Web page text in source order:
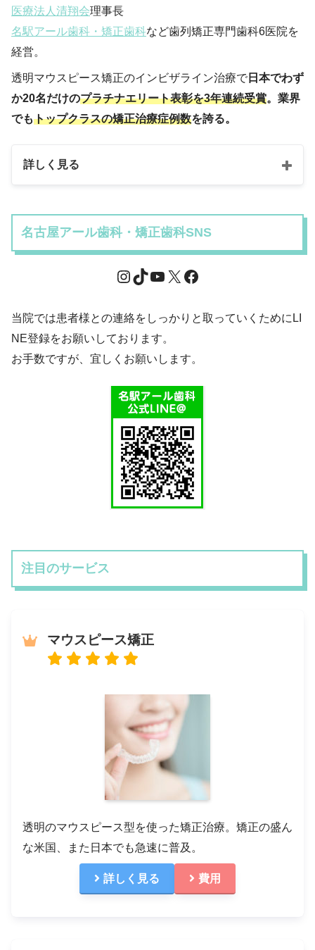
医療法人清翔会理事長
名駅アール歯科・矯正歯科など歯列矯正専門歯科6医院を
経営。
透明マウスピース矯正のインビザライン治療で 日本でわず
か20名だけのプラチナエリート表彰を3年連続受賞。業界
でもトップクラスの矯正治療症例数を誇る。
詳しく見る
名古屋アール歯科・矯正歯科SNS
当院では患者様との連絡をしっかりと取っていくためにLI
NE登録をお願いしております。
お手数ですが、宜しくお願いします。
注目のサービス
マウスピース矯正
透明のマウスピース型を使った矯正治療。矯正の盛ん
な米国、また日本でも急速に普及。
詳しく見る 費用